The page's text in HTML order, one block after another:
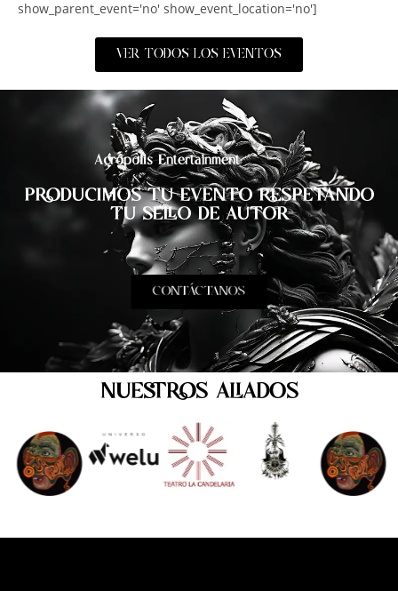
show_parent_event='no' show_event_location='no']
VER TODOS LOS EVENTOS
Acrópolis Entertainment
PRODUCIMOS TU EVENTO RESPETANDO
TU SELLO DE AUTOR
CONTÁCTANOS
NUESTROS ALIADOS